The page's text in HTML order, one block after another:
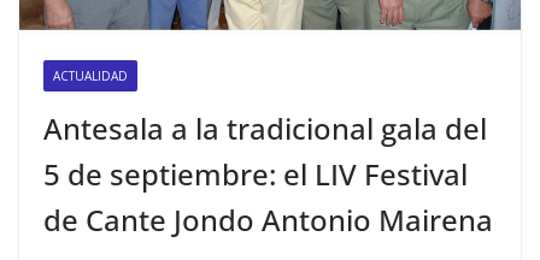
ACTUALIDAD
Antesala a la tradicional gala del
5 de septiembre: el LIV Festival
de Cante Jondo Antonio Mairena